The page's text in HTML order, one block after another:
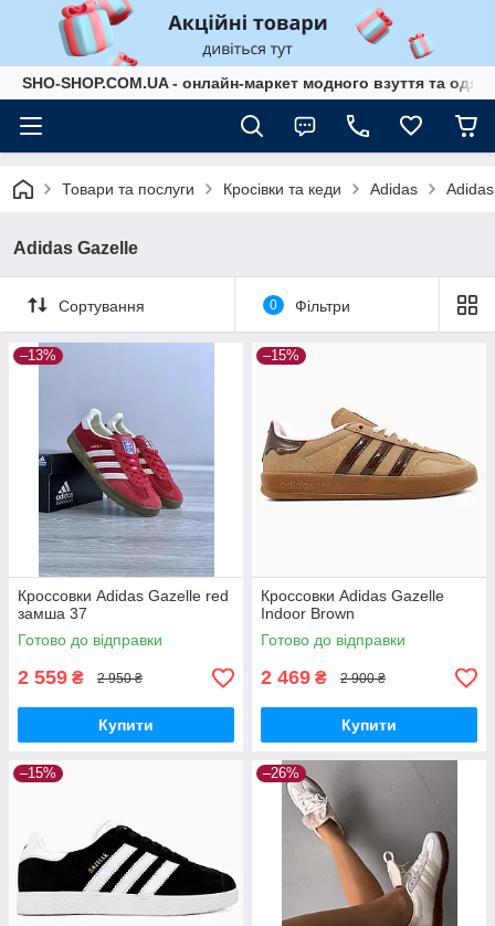
SHO-SHOP.COM.UA - онлайн-маркет модного взуття та
Товари та послуги Кросівки та кеди Adidas
Adidas Gazelle
Сортування 0 Фільтри
–13%
Кроссовки Adidas Gazelle red
замша 37
Готово до відправки
2 559 ₴ 2 950 ₴
Купити
–15%
Кроссовки Adidas Gazelle
Indoor Brown
Готово до відправки
2 469 ₴ 2 900 ₴
Купити
–15% –26%